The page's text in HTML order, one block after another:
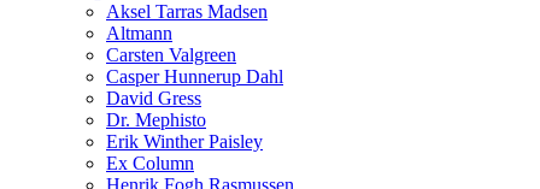
Aksel Tarras Madsen
Altmann
Carsten Valgreen
Casper Hunnerup Dahl
David Gress
Dr. Mephisto
Erik Winther Paisley
Ex Column
Henrik Fogh Rasmussen